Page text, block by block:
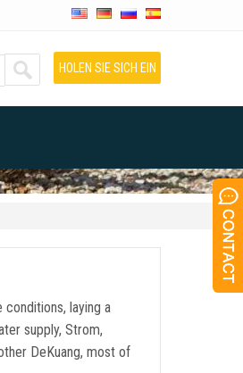
HOLEN SIE SICH EIN
conditions,laying a
supply, Strom,
DeKuang,most of